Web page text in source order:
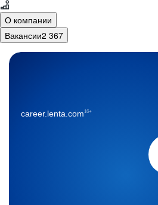
О компании
Вакансии2 367
career.lenta.com16+